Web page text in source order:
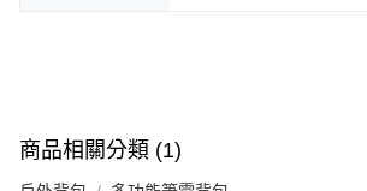
商品相關分類 (1)